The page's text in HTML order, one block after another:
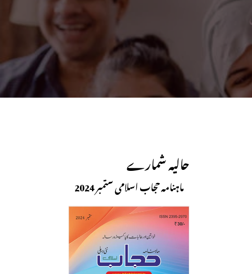
حالیہ شمارے
ماہنامہ حجاب اسلامی ستمبر 2024